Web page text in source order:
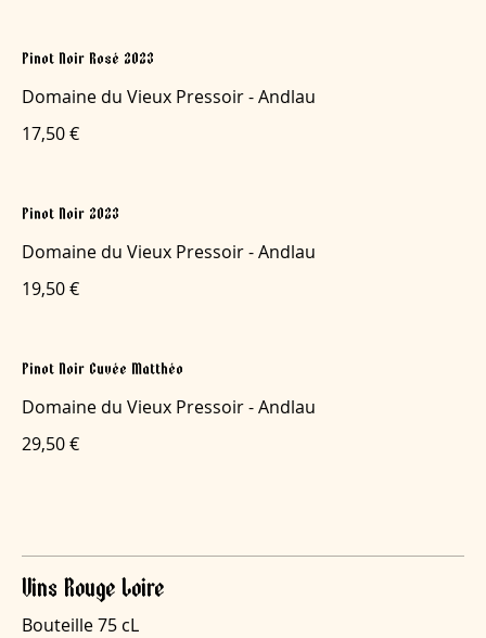
Pinot Noir Rosé 2023
Domaine du Vieux Pressoir - Andlau
17,50 €
Pinot Noir 2023
Domaine du Vieux Pressoir - Andlau
19,50 €
Pinot Noir Cuvée Matthéo
Domaine du Vieux Pressoir - Andlau
29,50 €
Vins Rouge Loire
Bouteille 75 cL